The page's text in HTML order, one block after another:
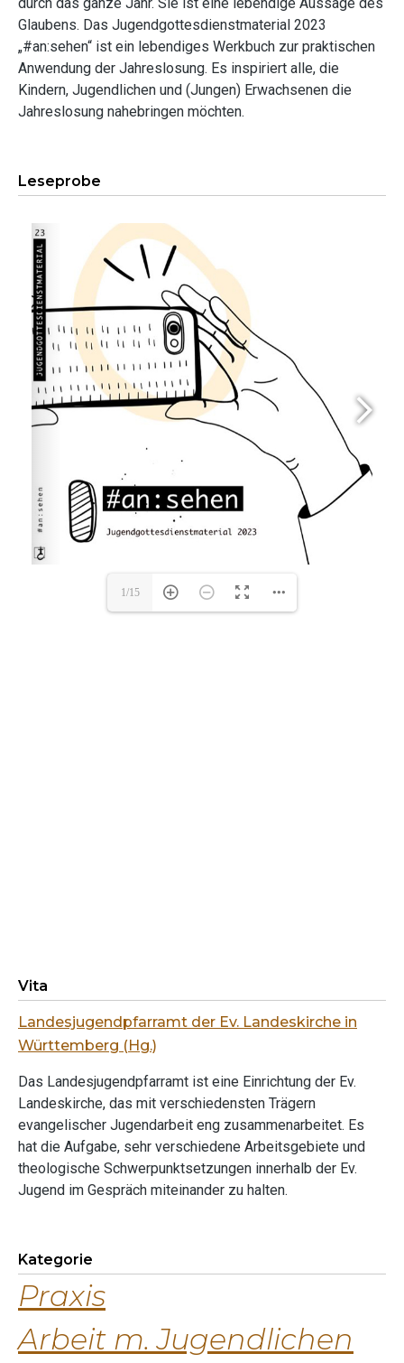
Glaubens. Das Jugendgottesdienstmaterial 2023
„#an:sehen“ ist ein lebendiges Werkbuch zur praktischen
Anwendung der Jahreslosung. Es inspiriert alle, die
Kindern, Jugendlichen und (Jungen) Erwachsenen die
Jahreslosung nahebringen möchten.
Leseprobe
Vita
Landesjugendpfarramt der Ev. Landeskirche in
Württemberg (Hg.)
Das Landesjugendpfarramt ist eine Einrichtung der Ev.
Landeskirche, das mit verschiedensten Trägern
evangelischer Jugendarbeit eng zusammenarbeitet. Es
hat die Aufgabe, sehr verschiedene Arbeitsgebiete und
theologische Schwerpunktsetzungen innerhalb der Ev.
Jugend im Gespräch miteinander zu halten.
Kategorie
Praxis
Arbeit m. Jugendlichen